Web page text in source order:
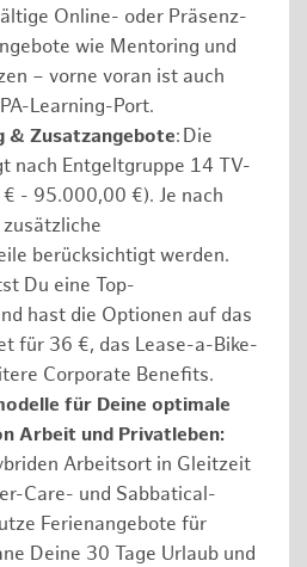
Online- oder Präsenz-
wie Mentoring und
– vorne voran ist auch
Learning-Port.
& Zusatzangebote: Die
nach Entgeltgruppe 14 TV-
- 95.000,00 €). Je nach
zusätzliche
berücksichtigt werden.
Du eine Top-
hast die Optionen auf das
für 36 €, das Lease-a-Bike-
Corporate Benefits.
für Deine optimale
Arbeit und Privatleben:
Arbeitsort in Gleitzeit
Care- und Sabbatical-
Ferienangebote für
Deine 30 Tage Urlaub und